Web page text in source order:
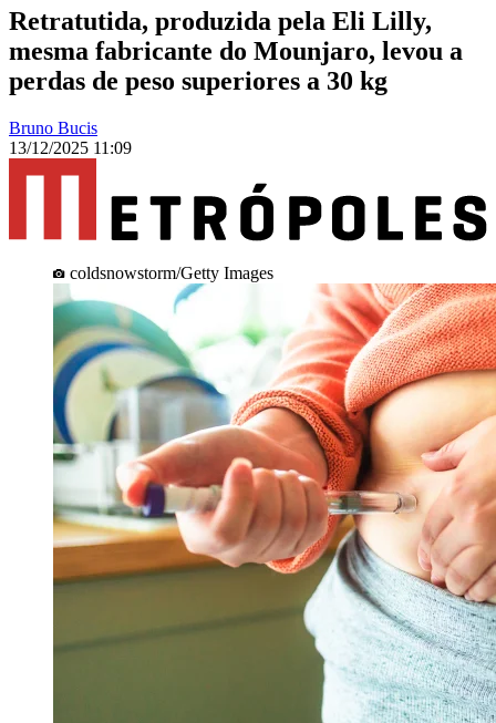
Retratutida, produzida pela Eli Lilly,
mesma fabricante do Mounjaro, levou a
perdas de peso superiores a 30 kg
Bruno Bucis
13/12/2025 11:09
coldsnowstorm/Getty Images